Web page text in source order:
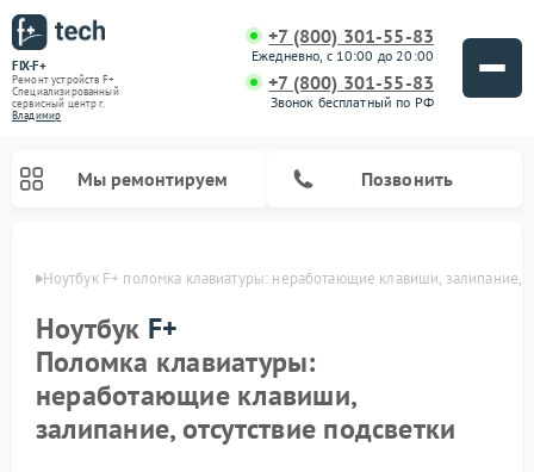
FIX-F+
Ремонт устройств F+
Специализированный
cервисный центр г.
Владимир
+7 (800) 301-55-83
Ежедневно, с 10:00 до 20:00
+7 (800) 301-55-83
Звонок бесплатный по РФ
Мы ремонтируем Позвонить
Ноутбук F+ поломка клавиатуры: неработающие клавиши, залипание,
Ноутбук F+
Поломка клавиатуры:
неработающие клавиши,
залипание, отсутствие подсветки